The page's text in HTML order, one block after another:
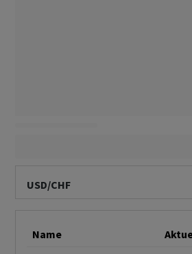
USD/CHF
Name